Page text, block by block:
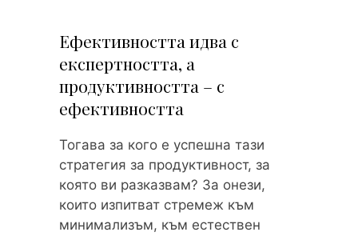
Ефективността идва с
експертността, а
продуктивността – с
ефективността
Тогава за кого е успешна тази
стратегия за продуктивност, за
която ви разказвам? За онези,
които изпитват стремеж към
минимализъм, към естествен